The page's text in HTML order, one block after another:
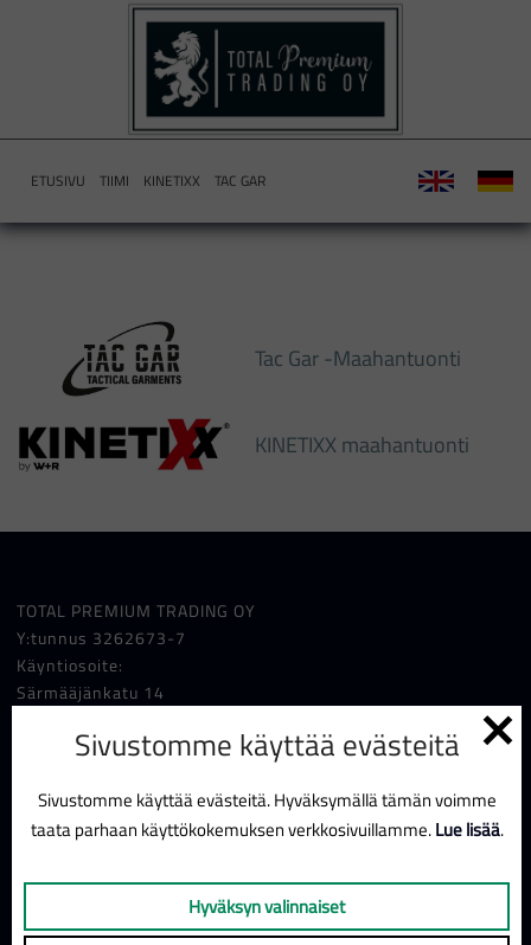
ETUSIVU TIIMI KINETIXX TAC GAR
Tac Gar -Maahantuonti
KINETIXX maahantuonti
TOTAL PREMIUM TRADING OY
Y:tunnus 3262673-7
Käyntiosoite:
Särmääjänkatu 14
miko.linnavirta@totalsec.fi
Sivustomme käyttää evästeitä
Sivustomme käyttää evästeitä. Hyväksymällä tämän voimme
taata parhaan käyttökokemuksen verkkosivuillamme.Lue lisää.
Hyväksyn valinnaiset